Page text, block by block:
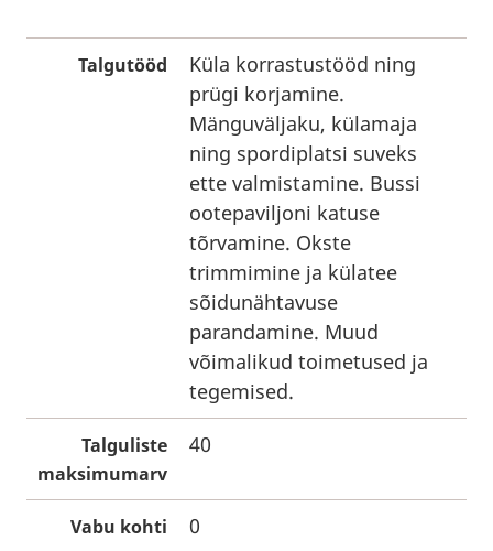
Talgutööd
Küla korrastustööd ning
prügi korjamine.
Mänguväljaku, külamaja
ning spordiplatsi suveks
ette valmistamine. Bussi
ootepaviljoni katuse
tõrvamine. Okste
trimmimine ja külatee
sõidunähtavuse
parandamine. Muud
võimalikud toimetused ja
tegemised.
Talguliste
maksimumarv
40
Vabu kohti 0